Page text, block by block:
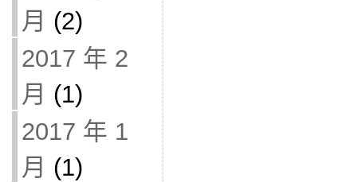
月 (2)
2017 年 2
月 (1)
2017 年 1
月 (1)